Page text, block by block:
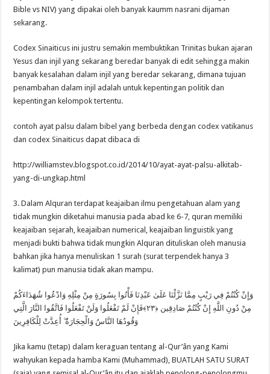
Bible vs NIV) yang dipakai oleh banyak kaumm nasrani dijaman
sekarang.
Codex Sinaiticus ini justru semakin membuktikan Trinitas bukan ajaran
Yesus dan injil yang sekarang beredar banyak di edit sehingga makin
banyak kesalahan dalam injil yang beredar sekarang, dimana tujuan
penambahan dalam injil adalah untuk kepentingan politik dan
kepentingan kelompok tertentu.
contoh ayat palsu dalam bibel yang berbeda dengan codex vatikanus
dan codex Sinaiticus dapat dibaca di
http://williamstev.blogspot.co.id/2014/10/ayat-ayat-palsu-alkitab-
yang-di-ungkap.html
3. Dalam Alquran terdapat keajaiban ilmu pengetahuan alam yang
tidak mungkin diketahui manusia pada abad ke 6-7, quran memiliki
keajaiban sejarah, keajaiban numerical, keajaiban linguistik yang
menjadi bukti bahwa tidak mungkin Alquran dituliskan oleh manusia
bahkan jika hanya menuliskan 1 surah (surat terpendek hanya 3
kalimat) pun manusia tidak akan mampu.
وَإِنْ كُنْتُمْ فِي رَيْبٍ مِمَّا نَزَّلْنَا عَلَىٰ عَبْدِنَا فَأْتُوا بِسُورَةٍ مِنْ مِثْلِهِ وَادْعُوا شُهَدَاءَكُمْ
مِنْ دُونِ اللَّهِ إِنْ كُنْتُمْ صَادِقِين ﴿٢٣﴾فَإِنْ لَمْ تَفْعَلُوا وَلَنْ تَفْعَلُوا فَاتَّقُوا النَّارَ الَّتِي
وَقُودُهَا النَّاسُ وَالْحِجَارَةُ ۖ أُعِدَّتْ لِلْكَافِرِينَ
Jika kamu (tetap) dalam keraguan tentang al-Qur’ân yang Kami
wahyukan kepada hamba Kami (Muhammad), BUATLAH SATU SURAT